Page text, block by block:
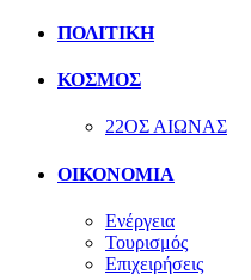
ΠΟΛΙΤΙΚΗ
ΚΟΣΜΟΣ
22ΟΣ ΑΙΩΝΑΣ
ΟΙΚΟΝΟΜΙΑ
Ενέργεια
Τουρισμός
Επιχειρήσεις